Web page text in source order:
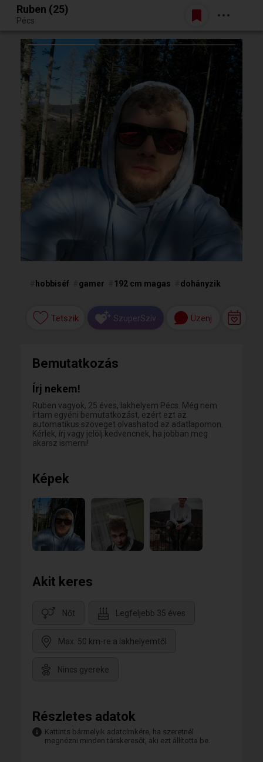
Egy jó randiból bármi lehet.
Belépés
Ruben (25)
Pécs
hobbiséf gamer 192 cm magas dohányzik
Tetszik SzuperSzív Üzenj
Bemutatkozás
Írj nekem!
Ruben vagyok, 25 éves, lakhelyem Pécs. Még nem
írtam egyéni bemutatkozást, ezért ezt az
automatikus szöveget olvashatod az adatlapomon.
Kérlek, írj vagy jelölj kedvencnek, ha jobban meg
akarsz ismerni!
Képek
Akit keres
Nőt Legfeljebb 35 éves
Max. 50 km-re a lakhelyemtől
Nincs gyereke
Részletes adatok
Kattints bármelyik adatcímkére, ha szeretnél
megnézni minden társkeresőt, aki ezt állította be.